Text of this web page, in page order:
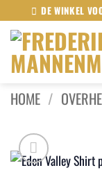
naar
inhoud
DE WINKEL
HOME /